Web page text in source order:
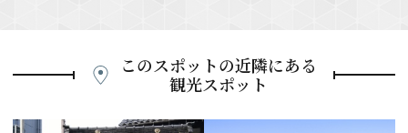
このスポットの近隣にある
観光スポット